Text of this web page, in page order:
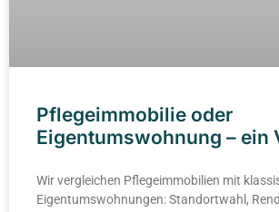
Pflegeimmobilie oder
Eigentumswohnung – ein
Wir vergleichen Pflegeimmobilien mit
Eigentumswohnungen: Standortwahl,